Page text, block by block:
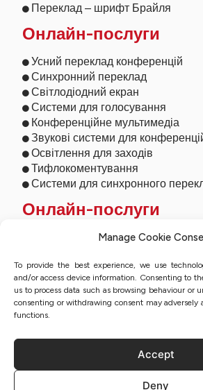
Manage Cookie
To provide the best experience, we use
and/or access device information. Consenting to
us to process data such as browsing behaviour or
consenting or withdrawing consent may adversely
functions.
Accept
Deny
Переклад – шрифт Брайля
Онлайн-послуги
Усний переклад конференцій
Синхронний переклад
Світлодіодний екран
Системи для голосування
Конференційне мультимедіа
Звукові системи для
Освітлення для заходів
Тифлокоментування
Системи для синхронного
Онлайн-послуги
Дистанційний переклад
Онлайн-студія
Усний переклад онлайн
Потокова трансляція заходів
Присяжний переклад з КЕП
Політика конфіденційності